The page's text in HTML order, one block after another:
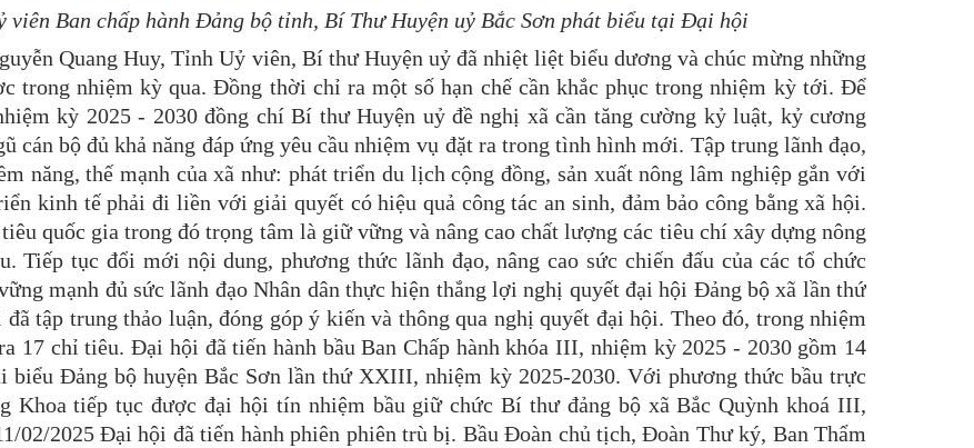
viên Ban chấp hành Đảng bộ tỉnh, Bí Thư Huyện uỷ Bắc Sơn phát biểu tại Đại hội
Quang Huy, Tỉnh Uỷ viên, Bí thư Huyện uỷ đã nhiệt liệt biểu dương và chúc mừng những
trong nhiệm kỳ qua. Đồng thời chỉ ra một số hạn chế cần khắc phục trong nhiệm kỳ tới. Để
kỳ 2025 - 2030 đồng chí Bí thư Huyện uỷ đề nghị xã cần tăng cường kỷ luật, kỷ cương
bộ đủ khả năng đáp ứng yêu cầu nhiệm vụ đặt ra trong tình hình mới. Tập trung lãnh đạo,
năng, thế mạnh của xã như: phát triển du lịch cộng đồng, sản xuất nông lâm nghiệp gắn với
kinh tế phải đi liền với giải quyết có hiệu quả công tác an sinh, đảm bảo công bằng xã hội.
quốc gia trong đó trọng tâm là giữ vững và nâng cao chất lượng các tiêu chí xây dựng nông
Tiếp tục đổi mới nội dung, phương thức lãnh đạo, nâng cao sức chiến đấu của các tổ chức
mạnh đủ sức lãnh đạo Nhân dân thực hiện thắng lợi nghị quyết đại hội Đảng bộ xã lần thứ
tập trung thảo luận, đóng góp ý kiến và thông qua nghị quyết đại hội. Theo đó, trong nhiệm
17 chỉ tiêu. Đại hội đã tiến hành bầu Ban Chấp hành khóa III, nhiệm kỳ 2025 - 2030 gồm 14
Đảng bộ huyện Bắc Sơn lần thứ XXIII, nhiệm kỳ 2025-2030. Với phương thức bầu trực
Khoa tiếp tục được đại hội tín nhiệm bầu giữ chức Bí thư đảng bộ xã Bắc Quỳnh khoá III,
02/2025 Đại hội đã tiến hành phiên phiên trù bị. Bầu Đoàn chủ tịch, Đoàn Thư ký, Ban Thẩm